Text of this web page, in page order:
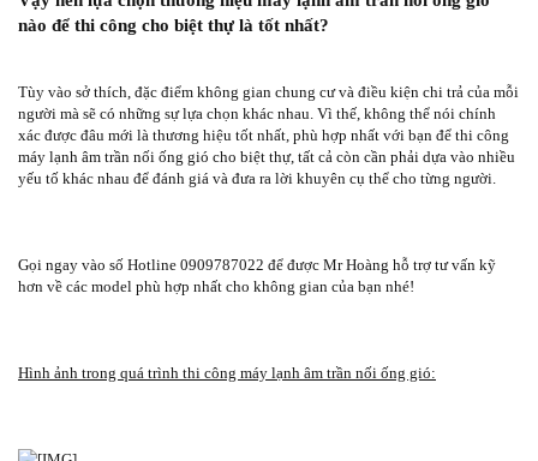
nào để thi công cho biệt thự là tốt nhất?
Tùy vào sở thích, đặc điểm không gian chung cư và điều kiện chi trả của mỗi
người mà sẽ có những sự lựa chọn khác nhau. Vì thế, không thể nói chính
xác được đâu mới là thương hiệu tốt nhất, phù hợp nhất với bạn để thi công
máy lạnh âm trần nối ống gió cho biệt thự, tất cả còn cần phải dựa vào nhiều
yếu tố khác nhau để đánh giá và đưa ra lời khuyên cụ thể cho từng người.
Gọi ngay vào số Hotline 0909787022 để được Mr Hoàng hỗ trợ tư vấn kỹ
hơn về các model phù hợp nhất cho không gian của bạn nhé!
Hình ảnh trong quá trình thi công máy lạnh âm trần nối ống gió: